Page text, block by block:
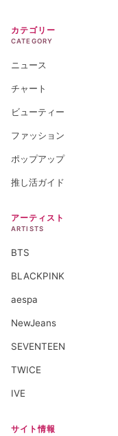
カテゴリー
CATEGORY
ニュース
チャート
ビューティー
ファッション
ポップアップ
推し活ガイド
アーティスト
ARTISTS
BTS
BLACKPINK
aespa
NewJeans
SEVENTEEN
TWICE
IVE
サイト情報